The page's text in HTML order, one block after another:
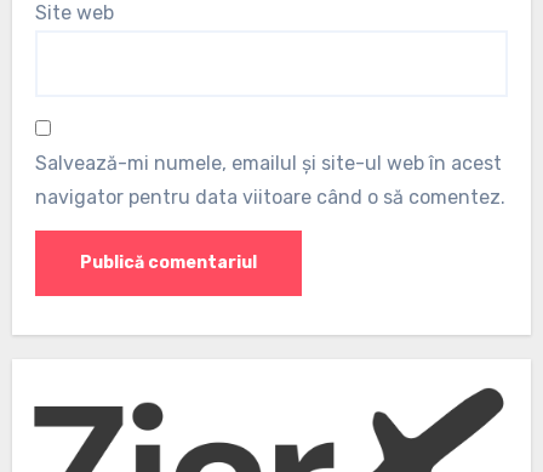
Site web
Salvează-mi numele, emailul și site-ul web în acest
navigator pentru data viitoare când o să comentez.